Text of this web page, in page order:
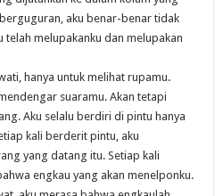
aku benar-benar tidak
melupakanku dan melupakan
hanya untuk melihat rupamu.
suaramu. Akan tetapi
Aku selalu berdiri di pintu hanya
kali berderit pintu, aku
yang datang itu. Setiap kali
engkau yang akan menelponku.